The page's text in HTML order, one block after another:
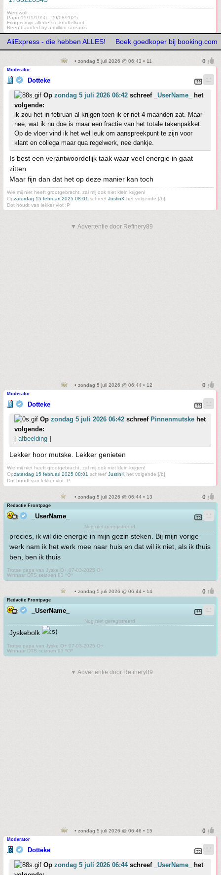
Werewolf
Papa 15/11/1950 - 29/08/2025
Fring is mijn allerliefste knuffelkont
Been haunted by a million screams
AliExpress - die hebben ALLES! Boek goedkoper bij booking.com
• zondag 5 juli 2026 @ 06:43 • 11
Moderator
Dotteke
Op zondag 5 juli 2026 06:42 schreef _UserName_
het
volgende:
ik zou het in februari al krijgen toen ik er net 4 maanden zat. Maar
nee, wat ik nu doe is maar een fractie van het totale takenpakket.
Op de vloer vind ik het wel leuk om aanspreekpunt te zijn voor
klant en collega maar qua regelwerk, nee dankje.
Is best een verantwoordelijk taak waar veel energie in gaat
zitten
Maar fijn dan dat het op deze manier kan toch
Wie mij niet heeft grootgebracht, zal mij ook niet klein krijgen!
Opzaterdag 15 februari 2025 08:01 schreef JustinK het volgende:[/b]
Dot houdt van lekker vlot :P
▼ Advertentie door Refinery89
• zondag 5 juli 2026 @ 06:44 • 12
Moderator
Dotteke
Op zondag 5 juli 2026 06:42 schreef Pinnenmutske het
volgende:
[ afbeelding ]
Lekker hoor mutske. Lekker genieten
Wie mij niet heeft grootgebracht, zal mij ook niet klein krijgen!
Opzaterdag 15 februari 2025 08:01 schreef JustinK het volgende:[/b]
Dot houdt van lekker vlot :P
• zondag 5 juli 2026 @ 06:44 • 13
Redactie Frontpage
_UserName_
Nog niet geregistreerd.
precies, ik wil die energie in mijn gezin steken. Bij mijn vorige
werk nam ik het werk mee naar huis en dat wil ik niet, als ik thuis
ben, ben ik thuis
Trotse papa van Jyske O+ 07-03-2025 O+
Winnaar DTS seizoen 93 *O*
• zondag 5 juli 2026 @ 06:44 • 14
Redactie Frontpage
_UserName_
Nog niet geregistreerd.
Jyskebolk
Trotse papa van Jyske O+ 07-03-2025 O+
Winnaar DTS seizoen 93 *O*
▼ Advertentie door Refinery89
• zondag 5 juli 2026 @ 06:46 • 15
Moderator
Dotteke
Op zondag 5 juli 2026 06:44schreef _UserName_
het